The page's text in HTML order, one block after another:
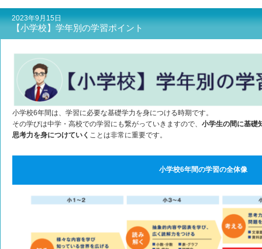
2023年9月15日
【小学校】学年別の学習ポイント
小学校6年間は、学習に必要な基礎学力を身につける時期です。
その学びは中学・高校での学習にも繋がっていきますので、 小学生の間に基礎
思考力を身につけていく ことは非常に重要です。
小学校6年間の学習の全体像